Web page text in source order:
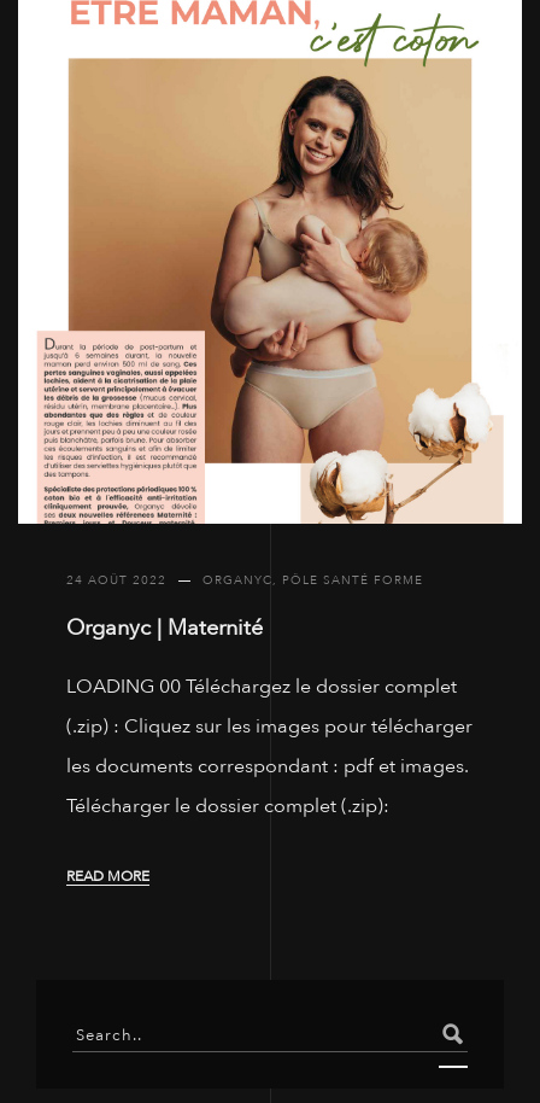
24 AOÛT 2022 ORGANYC, PÔLE SANTÉ FORME
Organyc | Maternité
LOADING 00 Téléchargez le dossier complet
(.zip) : Cliquez sur les images pour télécharger
les documents correspondant : pdf et images.
Télécharger le dossier complet (.zip):
READ MORE